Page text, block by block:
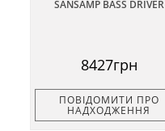
SANSAMP BASS DRIVER
8427грн
ПОВІДОМИТИ ПРО
НАДХОДЖЕННЯ